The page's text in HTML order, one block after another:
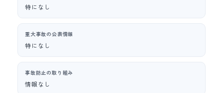
特になし
重大事故の公表情報
特になし
事故防止の取り組み
情報なし